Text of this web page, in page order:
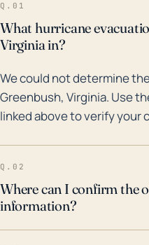
Q.01
What hurricane
Virginia in?
We could not determine
Greenbush, Virginia. Use
linked above to verify your
Q.02
Where can I confirm the
information?